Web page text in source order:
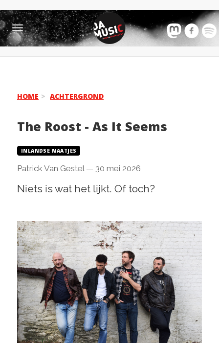
Toggle
navigation
HOME ACHTERGROND
The Roost - As It Seems
INLANDSE MAATJES
Patrick Van Gestel— 30 mei 2026
Niets is wat het lijkt. Of toch?